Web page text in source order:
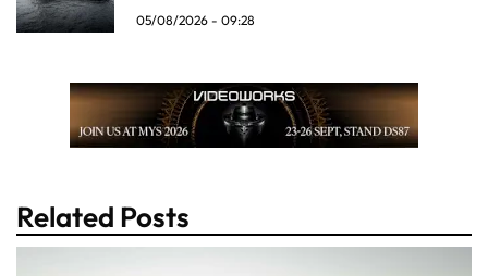
05/08/2026 - 09:28
Related Posts